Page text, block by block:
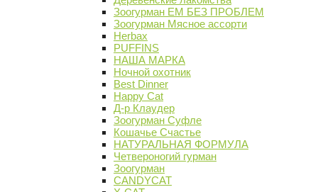
Зоогурман ЕМ БЕЗ ПРОБЛЕМ
Зоогурман Мясное ассорти
Herbax
PUFFINS
НАША МАРКА
Ночной охотник
Best Dinner
Happy Cat
Д-р Клаудер
Зоогурман Суфле
Кошачье Счастье
НАТУРАЛЬНАЯ ФОРМУЛА
Четвероногий гурман
Зоогурман
CANDYCAT